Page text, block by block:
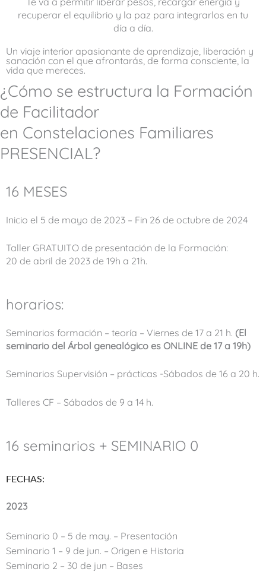
recuperar el equilibrio y la paz para integrarlos en tu
día a día.
Un viaje interior apasionante de aprendizaje, liberación y
sanación con el que afrontarás, de forma consciente, la
vida que mereces.
¿Cómo se estructura la Formación
de Facilitador
en Constelaciones Familiares
PRESENCIAL?
16 MESES
Inicio el 5 de mayo de 2023 – Fin 26 de octubre de 2024
Taller GRATUITO de presentación de la Formación:
20 de abril de 2023 de 19h a 21h.
horarios:
Seminarios formación – teoría – Viernes de 17 a 21 h. (El
seminario del Árbol genealógico es ONLINE de 17 a 19h)
Seminarios Supervisión – prácticas -Sábados de 16 a 20 h.
Talleres CF – Sábados de 9 a 14 h.
16 seminarios + SEMINARIO 0
FECHAS:
2023
Seminario 0 – 5 de may. – Presentación
Seminario 1 – 9 de jun. – Origen e Historia
Seminario 2 – 30 de jun – Bases